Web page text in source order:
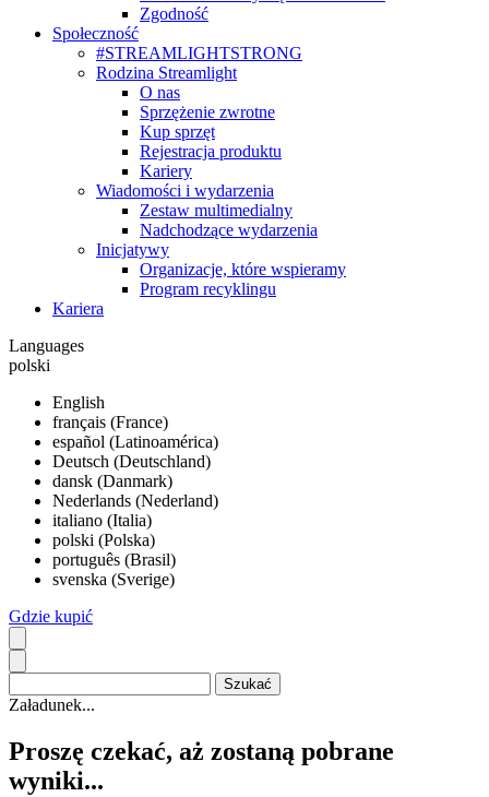
Zgodność
Społeczność
#STREAMLIGHTSTRONG
Rodzina Streamlight
O nas
Sprzężenie zwrotne
Kup sprzęt
Rejestracja produktu
Kariery
Wiadomości i wydarzenia
Zestaw multimedialny
Nadchodzące wydarzenia
Inicjatywy
Organizacje, które wspieramy
Program recyklingu
Kariera
Languages
polski
English
français (France)
español (Latinoamérica)
Deutsch (Deutschland)
dansk (Danmark)
Nederlands (Nederland)
italiano (Italia)
polski (Polska)
português (Brasil)
svenska (Sverige)
Gdzie kupić
Załadunek...
Proszę czekać, aż zostaną pobrane
wyniki...